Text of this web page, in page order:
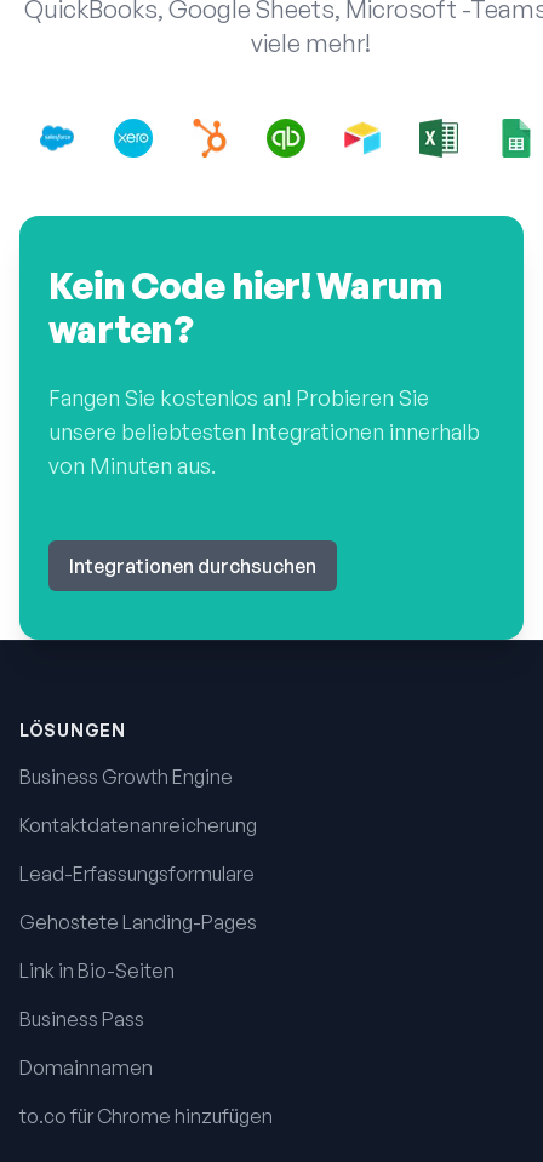
QuickBooks, Google Sheets, Microsoft -
viele mehr!
Kein Code hier! Warum
warten?
Fangen Sie kostenlos an! Probieren Sie
unsere beliebtesten Integrationen innerhalb
von Minuten aus.
Integrationen durchsuchen
LÖSUNGEN
Business Growth Engine
Kontaktdatenanreicherung
Lead-Erfassungsformulare
Gehostete Landing-Pages
Link in Bio-Seiten
Business Pass
Domainnamen
to.co für Chrome hinzufügen